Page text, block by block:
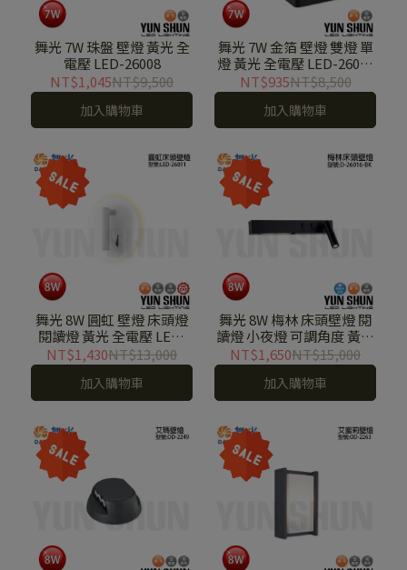
舞光 7W 珠盤 壁燈 黃光 全
電壓 LED-26008
NT$1,045NT$9,500
加入購物車
舞光 7W 金箔 壁燈 雙燈 單
燈 黃光 全電壓 LED-26001
/ 26002
NT$935NT$8,500
加入購物車
舞光 8W 圓虹 壁燈 床頭燈
閱讀燈 黃光 全電壓 LED-
26011
NT$1,430NT$13,000
加入購物車
舞光 8W 梅林 床頭壁燈 閱
讀燈 小夜燈 可調角度 黃光
全電壓 D-26016-BK
NT$1,650NT$15,000
加入購物車